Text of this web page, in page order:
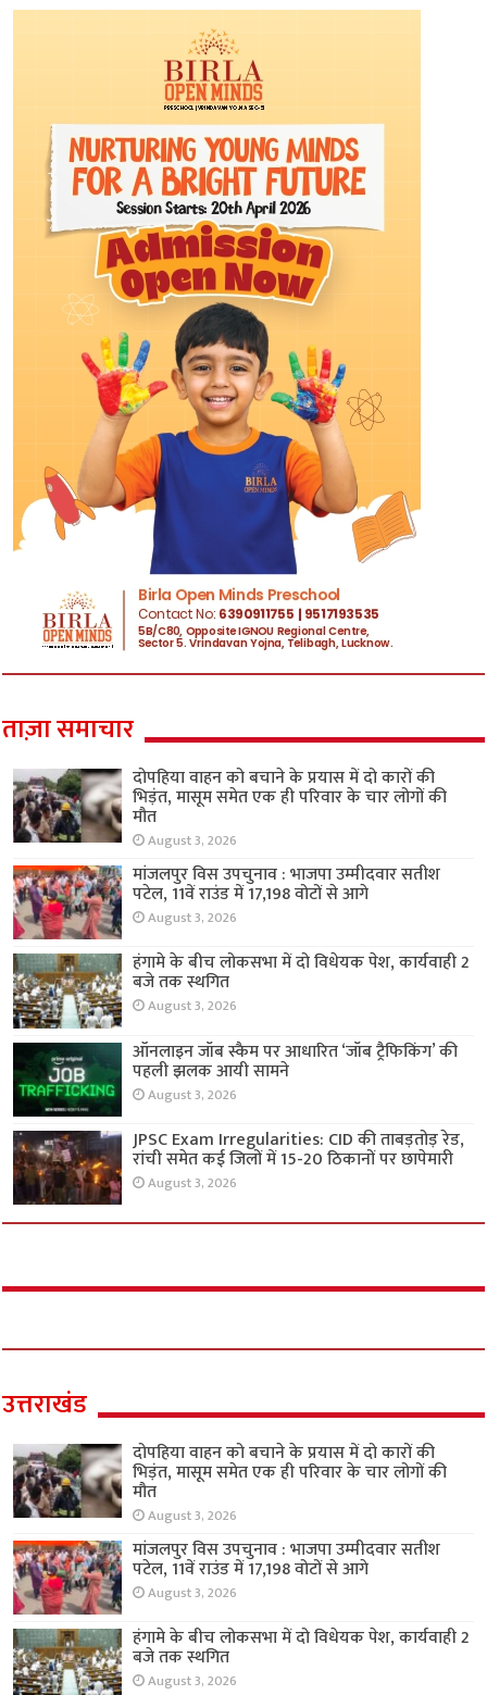
ताज़ा समाचार
दोपहिया वाहन को बचाने के प्रयास में दो कारों की
भिड़ंत, मासूम समेत एक ही परिवार के चार लोगों की
मौत
August 3, 2026
मांजलपुर विस उपचुनाव : भाजपा उम्मीदवार सतीश
पटेल, 11वें राउंड में 17,198 वोटों से आगे
August 3, 2026
हंगामे के बीच लोकसभा में दो विधेयक पेश, कार्यवाही 2
बजे तक स्थगित
August 3, 2026
ऑनलाइन जॉब स्कैम पर आधारित ‘जॉब ट्रैफिकिंग’ की
पहली झलक आयी सामने
August 3, 2026
JPSC Exam Irregularities: CID की ताबड़तोड़ रेड,
रांची समेत कई जिलों में 15-20 ठिकानों पर छापेमारी
August 3, 2026
उत्तराखंड
दोपहिया वाहन को बचाने के प्रयास में दो कारों की
भिड़ंत, मासूम समेत एक ही परिवार के चार लोगों की
मौत
August 3, 2026
मांजलपुर विस उपचुनाव : भाजपा उम्मीदवार सतीश
पटेल, 11वें राउंड में 17,198 वोटों से आगे
August 3, 2026
हंगामे के बीच लोकसभा में दो विधेयक पेश, कार्यवाही 2
बजे तक स्थगित
August 3, 2026